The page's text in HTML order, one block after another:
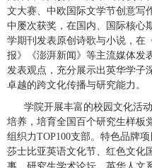
文大赛、中欧国际文学节创意写
中屡次获奖，在国内、国际核心
学期刊发表原创诗歌与小说 ，在
报》《澎湃新闻》等主流媒体发
发表观点，充分展示出英华学子
卓越的跨文化传播与研究能力 。
学院开展丰富的校园文化活
培养，培育全国百个研究生样板
组织力TOP100支部。特色品牌项
莎士比亚英语文化节、红色文化